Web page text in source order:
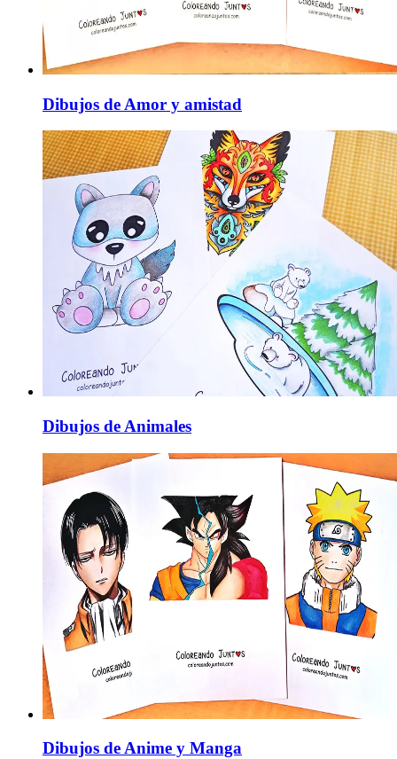
Dibujos de Amor y amistad
Dibujos de Animales
Dibujos de Anime y Manga